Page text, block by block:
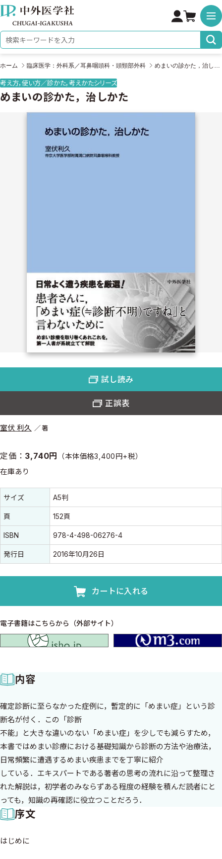
株式会社 中外医学社
検索キーワード
ホーム 臨床医学：外科系／耳鼻咽頭科・頭頸部外科
考え方，使い方／診かた，考えかたシリーズ
めまいの診かた，治しかた
室伏 利久 著
定価： 3,740円 （本体価格3,400円+税）
在庫あり
書誌情報
書誌情報
サイズ A5判
頁 152頁
ISBN 978-4-498-06276-4
発行日 2016年10月26日
カートに入れる
電子書籍はこちらから（外部サイト）
試し読み
正誤表
内容
確定診断に至らなかった症例に，暫定的に「めまい症」という診
断名が付く．この「診断
不能」と大きな違いのない「めまい症」を少しでも減らすため，
本書ではめまい診療における基礎知識から診断の方法や治療法，
日常頻繁に遭遇するめまい疾患までを丁寧に紹介
している．エキスパートである著者の思考の流れに沿って整理さ
れた解説は，初学者のみならずある程度の経験を積んだ読者にと
っても，知識の再確認に役立つことだろう．
序文
はじめに